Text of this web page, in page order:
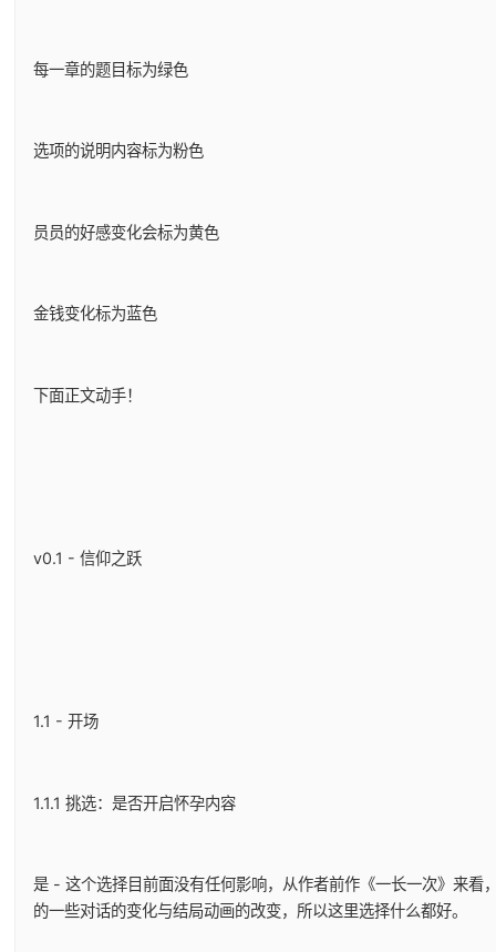
每一章的题目标为绿色
选项的说明内容标为粉色
员员的好感变化会标为黄色
金钱变化标为蓝色
下面正文动手！
v0.1 - 信仰之跃
1.1 - 开场
1.1.1 挑选：是否开启怀孕内容
是 - 这个选择目前面没有任何影响，从作者前作《一长一次》来看
的一些对话的变化与结局动画的改变，所以这里选择什么都好。